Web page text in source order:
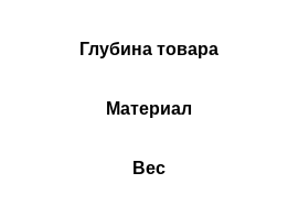
Глубина товара
Материал
Вес